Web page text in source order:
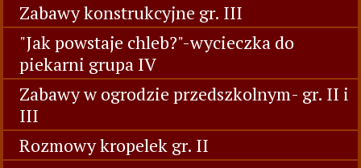
Zabawy konstrukcyjne gr. III
"Jak powstaje chleb?"-wycieczka do
piekarni grupa IV
Zabawy w ogrodzie przedszkolnym- gr. II i
III
Rozmowy kropelek gr. II